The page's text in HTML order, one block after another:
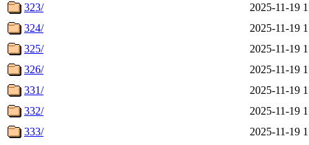
323/
2025-11-19
324/
2025-11-19
325/
2025-11-19
326/
2025-11-19
331/
2025-11-19
332/
2025-11-19
333/
2025-11-19